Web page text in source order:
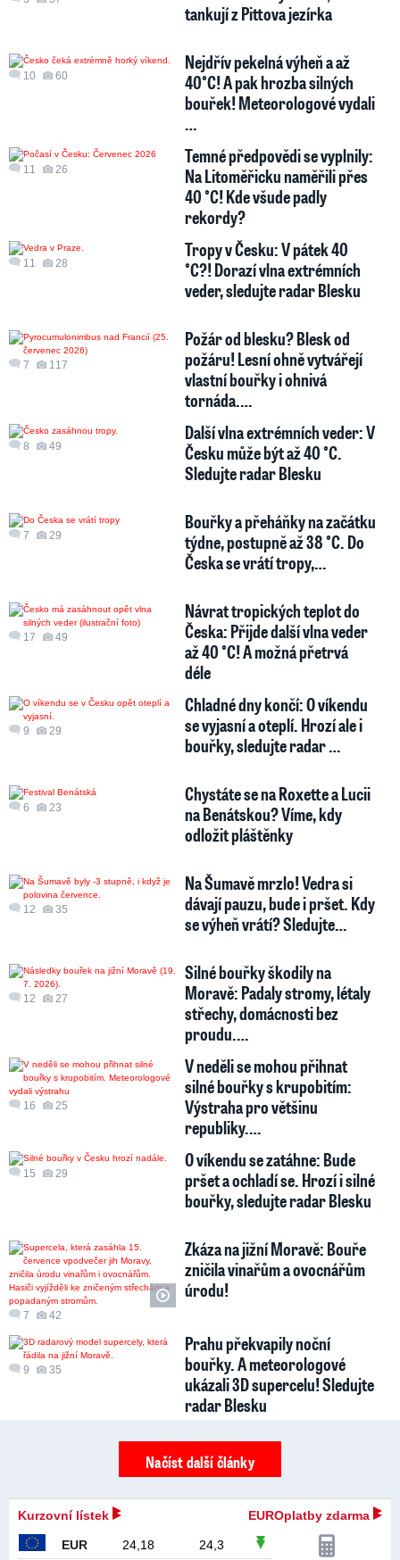
tankují z Pittova jezírka
10 60
Nejdřív pekelná výheň a až
40°C! A pak hrozba silných
bouřek! Meteorologové vydali
…
11 26
Temné předpovědi se vyplnily:
Na Litoměřicku naměřili přes
40 °C! Kde všude padly
rekordy?
11 28
Tropy v Česku: V pátek 40
°C?! Dorazí vlna extrémních
veder, sledujte radar Blesku
7 117
Požár od blesku? Blesk od
požáru! Lesní ohně vytvářejí
vlastní bouřky i ohnivá
tornáda.…
8 49
Další vlna extrémních veder: V
Česku může být až 40 °C.
Sledujte radar Blesku
7 29
Bouřky a přeháňky na začátku
týdne, postupně až 38 °C. Do
Česka se vrátí tropy,…
17 49
Návrat tropických teplot do
Česka: Přijde další vlna veder
až 40 °C! A možná přetrvá
déle
9 29
Chladné dny končí: O víkendu
se vyjasní a oteplí. Hrozí ale i
bouřky, sledujte radar …
6 23
Chystáte se na Roxette a Lucii
na Benátskou? Víme, kdy
odložit pláštěnky
12 35
Na Šumavě mrzlo! Vedra si
dávají pauzu, bude i pršet. Kdy
se výheň vrátí? Sledujte…
12 27
Silné bouřky škodily na
Moravě: Padaly stromy, létaly
střechy, domácnosti bez
proudu.…
16 25
V neděli se mohou přihnat
silné bouřky s krupobitím:
Výstraha pro většinu
republiky.…
15 29
O víkendu se zatáhne: Bude
pršet a ochladí se. Hrozí i silné
bouřky, sledujte radar Blesku
7 42
Zkáza na jižní Moravě: Bouře
zničila vinařům a ovocnářům
úrodu!
9 35
Prahu překvapily noční
bouřky. A meteorologové
ukázali 3D supercelu! Sledujte
radar Blesku
Načíst další články
Kurzovní lístek EUROplatby zdarma
EUR 24,18
24,3